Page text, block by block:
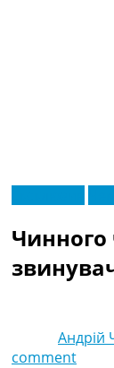
МенюНовини
Конкурс
Чинного
Андрій
comment